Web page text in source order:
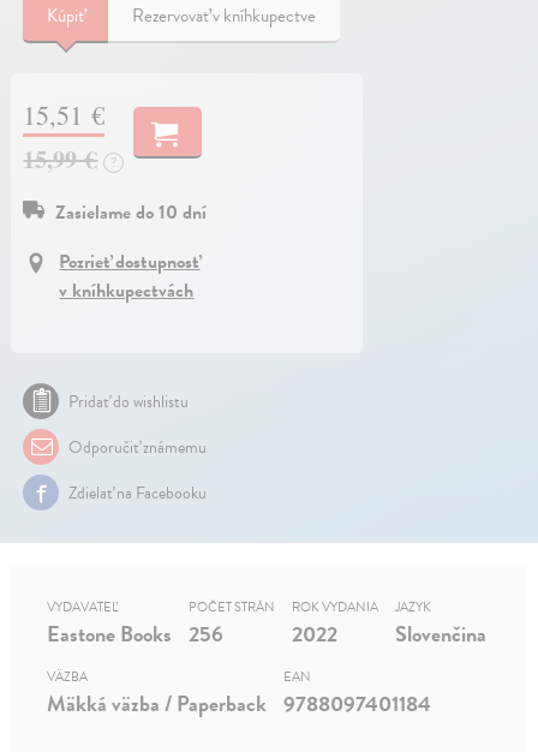
Kúpiť Rezervovať v kníhkupectve
15,51 €
15,99 €
?
Zasielame do 10 dní
Pozrieť dostupnosť
v kníhkupectvách
Pridať do wishlistu
Odporučiť známemu
Zdielať na Facebooku
VYDAVATEĽ
Eastone Books
POČET STRÁN
256
ROK VYDANIA
2022
JAZYK
Slovenčina
VÄZBA
Mäkká väzba / Paperback
EAN
9788097401184